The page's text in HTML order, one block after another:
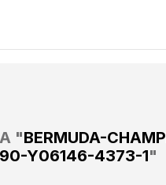
"BERMUDA-
Y06146-4373-1"